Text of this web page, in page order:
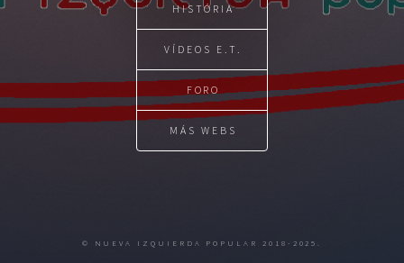
HISTÓRIA
VÍDEOS E.T.
FORO
MÁS WEBS
© NUEVA IZQUIERDA POPULAR 2018-2025.